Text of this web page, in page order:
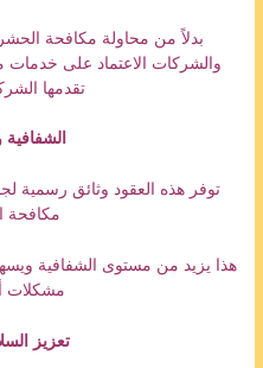
بدلاً من محاولة مكافحة
والشركات الاعتماد على
تقدمها
الشفافية
توفر هذه العقود وثائق رسمية
مكافحة
هذا يزيد من مستوى الشفافية
مشكلات
تعزيز